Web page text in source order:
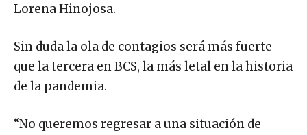
Lorena Hinojosa.
Sin duda la ola de contagios será más fuerte
que la tercera en BCS, la más letal en la historia
de la pandemia.
“No queremos regresar a una situación de